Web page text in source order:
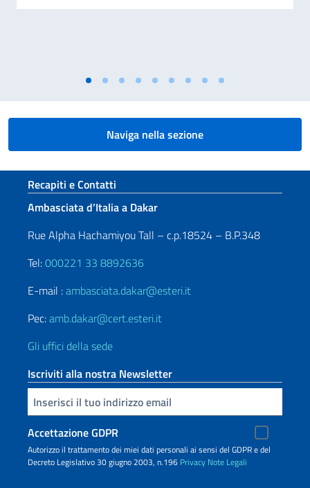
Naviga nella sezione
Sezione footer
Recapiti e Contatti
Ambasciata d’Italia a Dakar
Rue Alpha Hachamiyou Tall – c.p.18524 – B.P.348
Tel:000221 33 8892636
E-mail :ambasciata.dakar@esteri.it
Pec:amb.dakar@cert.esteri.it
Gli uffici della sede
Iscriviti alla nostra Newsletter
Inserisci la tua email
Accettazione GDPR
Autorizzo il trattamento dei miei dati personali ai sensi del GDPR e del
Decreto Legislativo 30 giugno 2003, n.196 Privacy Note Legali